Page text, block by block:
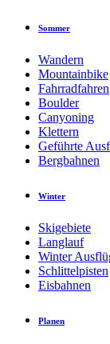
Sommer
Wandern
Mountainbike
Fahrradfahren
Boulder
Canyoning
Klettern
Geführte
Bergbahnen
Winter
Skigebiete
Langlauf
Winter
Schlittelpisten
Eisbahnen
Planen